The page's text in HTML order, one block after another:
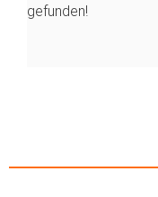
gefunden!